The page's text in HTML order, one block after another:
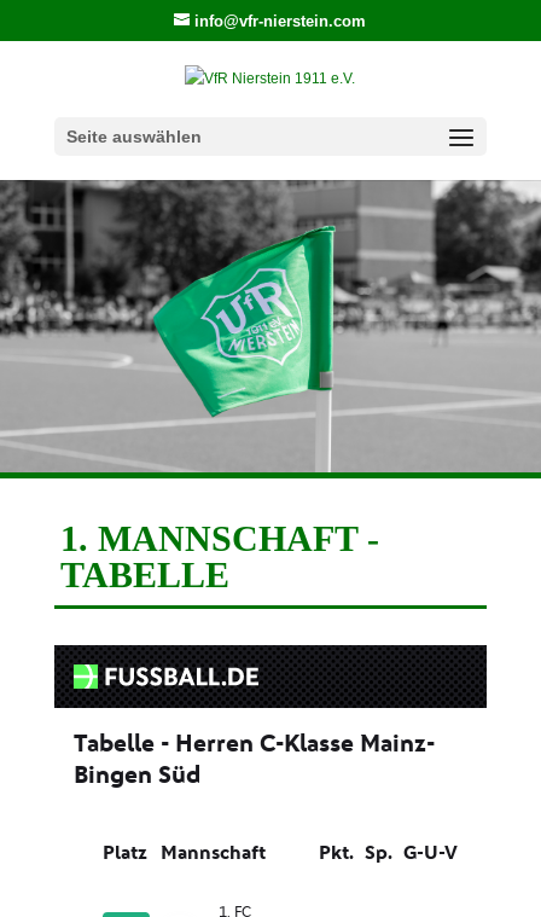
info@vfr-nierstein.com
Seite auswählen
1. MANNSCHAFT -
TABELLE